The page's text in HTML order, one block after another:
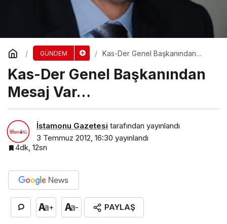
GÜNDEM
Kas-Der Genel Başkanından
Kas-Der Genel Başkanından
Mesaj Var…
İstamonu Gazetesi tarafından yayınlandı
3 Temmuz 2012, 16:30 yayınlandı
4dk, 12sn
+ - PAYLAŞ